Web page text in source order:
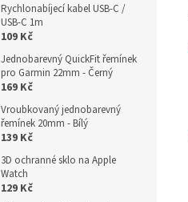
Rychlonabíjecí kabel USB-C /
USB-C 1m
109 Kč
Jednobarevný QuickFit řemínek
pro Garmin 22mm - Černý
169 Kč
Vroubkovaný jednobarevný
řemínek 20mm - Bílý
139 Kč
3D ochranné sklo na Apple
Watch
129 Kč